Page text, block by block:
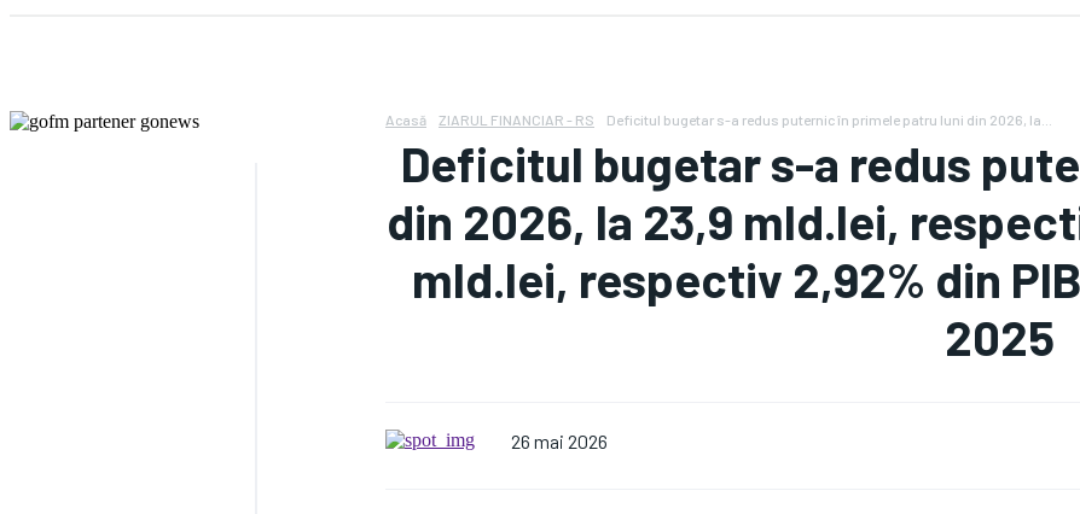
Acasă ZIARUL FINANCIAR - RS Deficitul bugetar s-a redus puternic în primele patru luni din 2026, la...
Deficitul bugetar s-a redus
din 2026, la 23,9 mld.lei,
mld.lei, respectiv 2,92% din
2025
26 mai 2026